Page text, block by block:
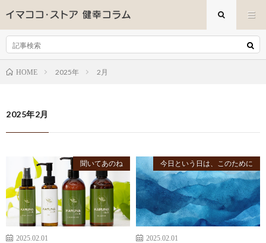
HOME 2025年 2月
2025年2月
聞いてあのね
2025.02.01
今日という日は、このために
2025.02.01